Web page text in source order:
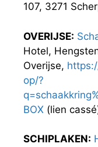
107, 3271
OVERIJSE:
Hotel,
Overijse,
op/?
BOX (lien
SCHIPLAKEN: